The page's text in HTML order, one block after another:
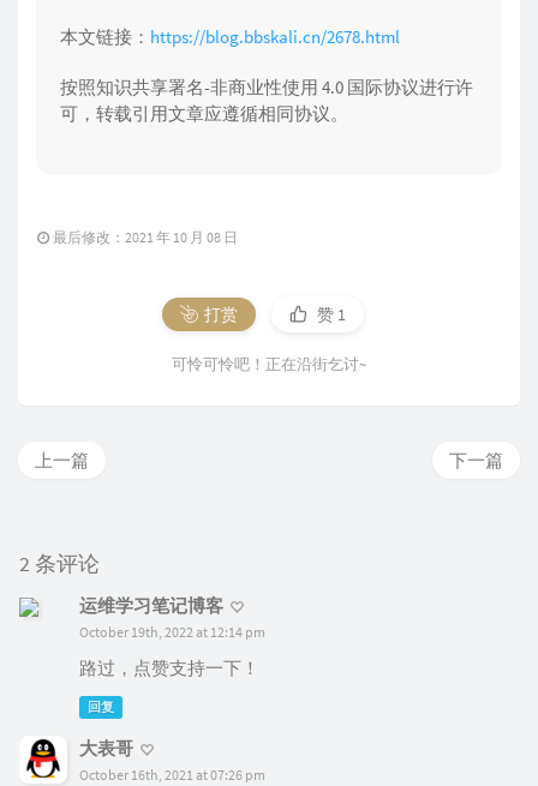
本文链接： https://blog.bbskali.cn/2678.html
按照知识共享署名-非商业性使用 4.0 国际协议进行许
可，转载引用文章应遵循相同协议。
最后修改：2021 年 10 月 08 日
打赏 赞 1
可怜可怜吧！正在沿街乞讨~
下一篇
上一篇
2 条评论
运维学习笔记博客
October 19th, 2022 at 12:14 pm
路过，点赞支持一下！
回复
大表哥
October 16th, 2021 at 07:26 pm